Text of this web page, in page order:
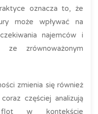
oznacza to, że
może wpływać na
najemców i
ze zrównoważonym
zmienia się również
częściej analizują
flot w kontekście